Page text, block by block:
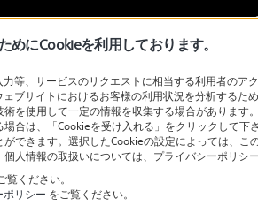
にCookieを利用しております。
等、サービスのリクエストに相当する利用者の
ブサイトにおけるお客様の利用状況を分析する
を使用して一定の情報を収集する場合がありま
合は、「Cookieを受け入れる」をクリックして
できます。選択したCookieの設定によっては、
人情報の取扱いについては、プライバシーポリシ
覧ください。
ポリシー をご覧ください。